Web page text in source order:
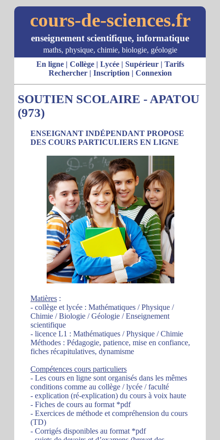
cours-de-sciences.fr
enseignement scientifique, informatique
maths, physique, chimie, biologie, géologie
En ligne| Collège| Lycée| Supérieur| Tarifs
Rechercher| Inscription | Connexion
SOUTIEN SCOLAIRE - APATOU
(973)
ENSEIGNANT INDÉPENDANT PROPOSE
DES COURS PARTICULIERS EN LIGNE
Matières :
- collège et lycée : Mathématiques / Physique /
Chimie / Biologie / Géologie / Enseignement
scientifique
- licence L1 : Mathématiques / Physique / Chimie
Méthodes : Pédagogie, patience, mise en confiance,
fiches récapitulatives, dynamisme
Compétences cours particuliers
- Les cours en ligne sont organisés dans les mêmes
conditions comme au collège / lycée / faculté
- explication (ré-explication) du cours à voix haute
- Fiches de cours au format *pdf
- Exercices de méthode et compréhension du cours
(TD)
- Corrigés disponibles au format *pdf